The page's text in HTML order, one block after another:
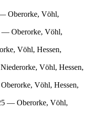
Oberorke, Vöhl,
— Oberorke, Vöhl,
Vöhl, Hessen,
Niederorke, Vöhl, Hessen,
Oberorke, Vöhl, Hessen,
— Oberorke, Vöhl,